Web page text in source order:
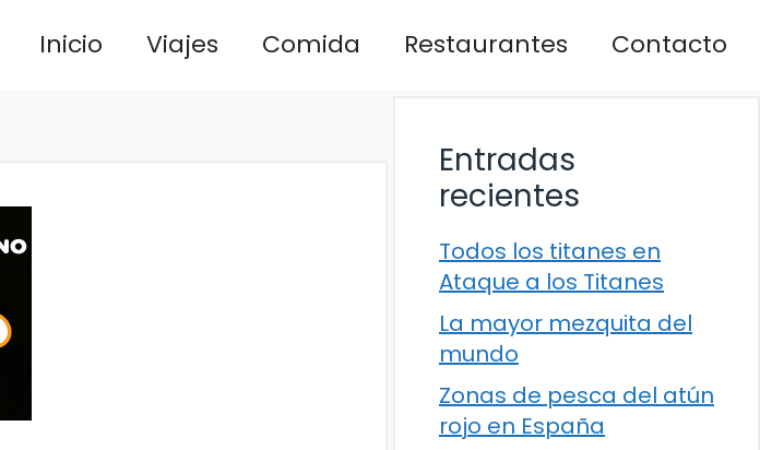
Inicio Viajes Comida Restaurantes Contacto
Entradas
recientes
Todos los titanes en
Ataque a los Titanes
La mayor mezquita del
mundo
Zonas de pesca del atún
rojo en España